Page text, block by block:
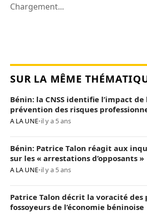
Chargement...
SUR LA MÊME
Bénin: la CNSS identifie l’impact
prévention des risques
A LA UNE•il y a 5 ans
Bénin: Patrice Talon réagit aux
sur les « arrestations d’opposants »
A LA UNE•il y a 5 ans
Patrice Talon décrit la voracité des
fossoyeurs de l’économie béninoise